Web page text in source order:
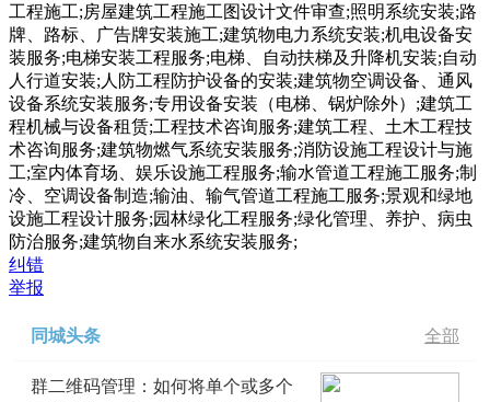
工程施工;房屋建筑工程施工图设计文件审查;照明系统安装;路
牌、路标、广告牌安装施工;建筑物电力系统安装;机电设备安
装服务;电梯安装工程服务;电梯、自动扶梯及升降机安装;自动
人行道安装;人防工程防护设备的安装;建筑物空调设备、通风
设备系统安装服务;专用设备安装（电梯、锅炉除外）;建筑工
程机械与设备租赁;工程技术咨询服务;建筑工程、土木工程技
术咨询服务;建筑物燃气系统安装服务;消防设施工程设计与施
工;室内体育场、娱乐设施工程服务;输水管道工程施工服务;制
冷、空调设备制造;输油、输气管道工程施工服务;景观和绿地
设施工程设计服务;园林绿化工程服务;绿化管理、养护、病虫
防治服务;建筑物自来水系统安装服务;
纠错
举报
同城头条 全部
群二维码管理：如何将单个或多个